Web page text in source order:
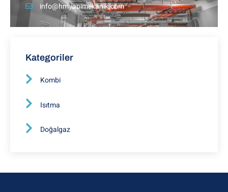
info@hmyapimekanik.com
Kategoriler
Kombi
Isıtma
Doğalgaz